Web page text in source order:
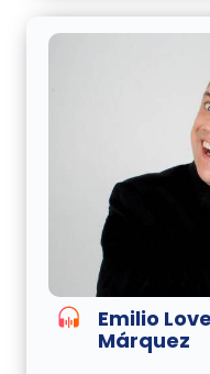
Emilio
Márquez